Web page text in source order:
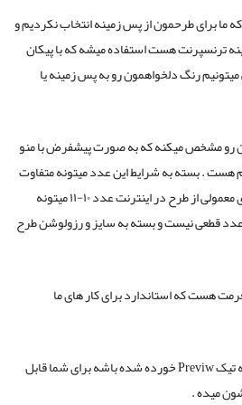
ما برای طرحمون از پس زمینه انتخاب نکردیم و
ترنسپرنت هست استفاده میشه که با پیکان
رنگ دلخواهمون رو به پس زمینه یا
رو مشخص میکنه که به صورت پیشفرض با منو
. بسته به شرایط این عدد میتونه متفاوت
باشه که معمولا برای استفاده های معمولی از طرح در اینترنت عدد ۱۰-۱۱ میتونه
قطعی نیست و بسته به سایز و رزولوشن طرح
هست که استاندارد برای کار های ما
۴ – این قسمت هم در صورتی که تیک Previw خورده شده باشه برای شما قابل
میده .